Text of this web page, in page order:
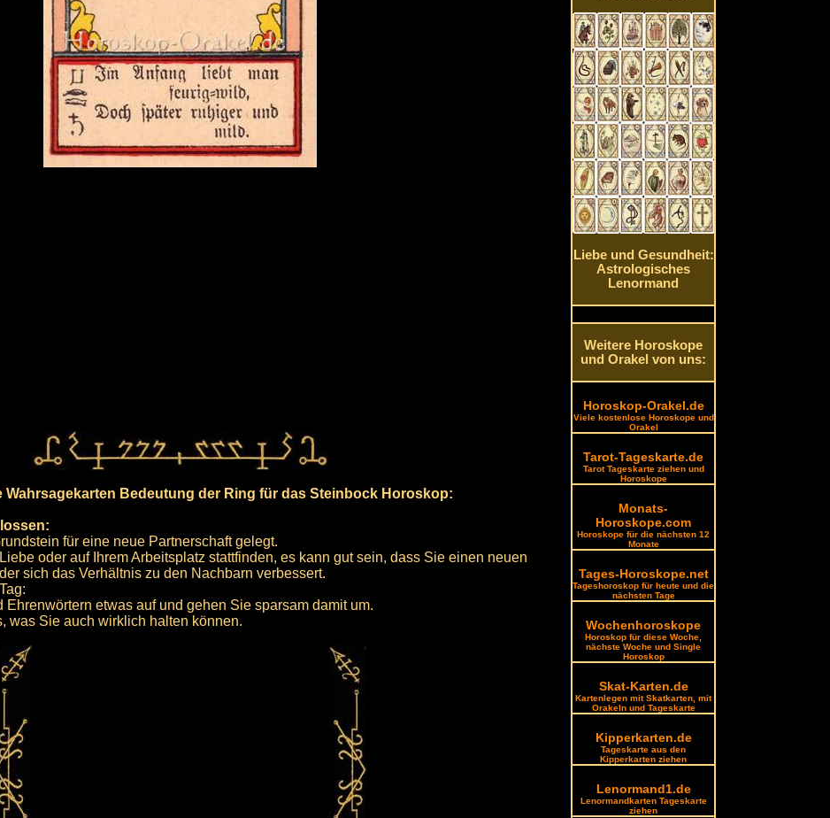
Bedeutung der Ring für das Steinbock Horoskop:
für eine neue Partnerschaft gelegt.
oder auf Ihrem Arbeitsplatz stattfinden, es kann gut sein, dass Sie einen neuen
sich das Verhältnis zu den Nachbarn verbessert.
Ehrenwörtern etwas auf und gehen Sie sparsam damit um.
was Sie auch wirklich halten können.
Liebe und Gesundheit:
Astrologisches
Lenormand
Weitere Horoskope
und Orakel von uns:
Horoskop-Orakel.de
Viele kostenlose Horoskope und
Orakel
Tarot-Tageskarte.de
Tarot Tageskarte ziehen und
Horoskope
Monats-
Horoskope.com
Horoskope für die nächsten 12
Monate
Tages-Horoskope.net
Tageshoroskop für heute und die
nächsten Tage
Wochenhoroskope
Horoskop für diese Woche,
nächste Woche und Single
Horoskop
Skat-Karten.de
Kartenlegen mit Skatkarten, mit
Orakeln und Tageskarte
Kipperkarten.de
Tageskarte aus den
Kipperkarten ziehen
Lenormand1.de
Lenormandkarten Tageskarte
ziehen